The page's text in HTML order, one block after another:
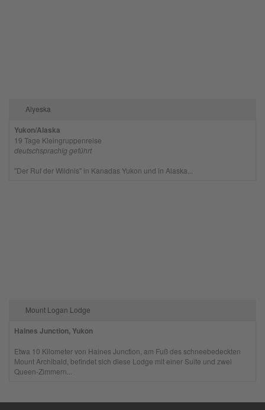
Alyeska
Yukon/Alaska
19 Tage Kleingruppenreise
deutschsprachig geführt
"Der Ruf der Wildnis" in Kanadas Yukon und in Alaska...
Mount Logan Lodge
Haines Junction, Yukon
Etwa 10 Kilometer von Haines Junction, am Fuß des schneebedeckten
Mount Archibald, befindet sich diese Lodge mit einer Suite und zwei
Queen-Zimmern...